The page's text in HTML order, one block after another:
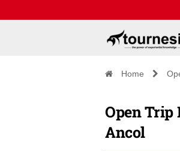
Home
Open Trip
Ancol